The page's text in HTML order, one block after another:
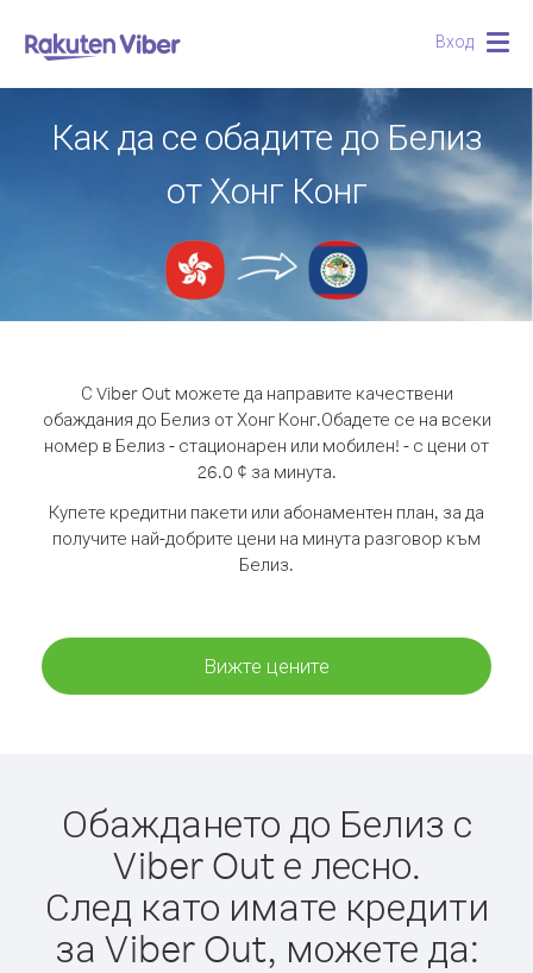
Вход
Как да се обадите до Белиз
от Хонг Конг
С Viber Out можете да направите качествени
обаждания до Белиз от Хонг Конг.Обадете се на всеки
номер в Белиз - стационарен или мобилен! - с цени от
26.0 ¢ за минута.
Купете кредитни пакети или абонаментен план, за да
получите най-добрите цени на минута разговор към
Белиз.
Вижте цените
Обаждането до Белиз с
Viber Out е лесно.
След като имате кредити
за Viber Out, можете да: